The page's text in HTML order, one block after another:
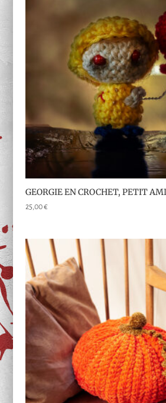
GEORGIE EN CROCHET, PETIT
25,00€